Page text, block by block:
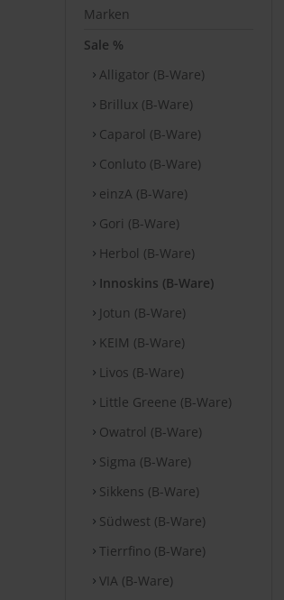
Marken
Sale %
Alligator (B-Ware)
Brillux (B-Ware)
Caparol (B-Ware)
Conluto (B-Ware)
einzA (B-Ware)
Gori (B-Ware)
Herbol (B-Ware)
Innoskins (B-Ware)
Jotun (B-Ware)
KEIM (B-Ware)
Livos (B-Ware)
Little Greene (B-Ware)
Owatrol (B-Ware)
Sigma (B-Ware)
Sikkens (B-Ware)
Südwest (B-Ware)
Tierrfino (B-Ware)
VIA (B-Ware)